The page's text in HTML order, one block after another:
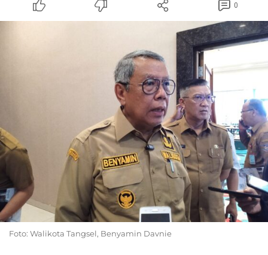
0
Foto: Walikota Tangsel, Benyamin Davnie